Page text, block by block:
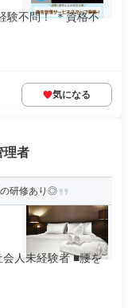
験不問！ ＊資格不
気になる
理者
研修あり◎
人未経験者 ■腰を